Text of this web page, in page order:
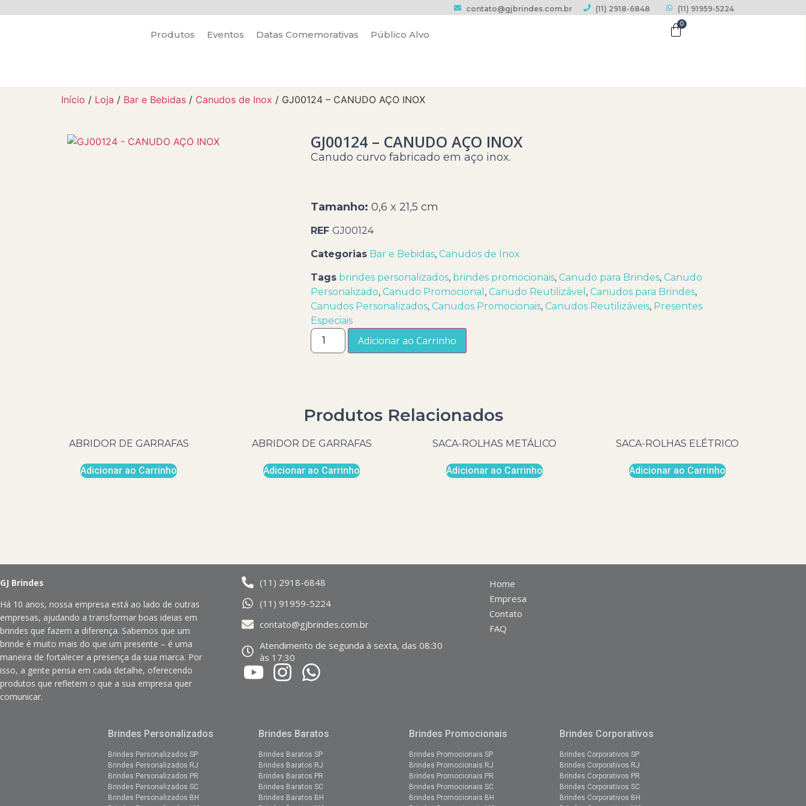
contato@gjbrindes.com.br (11) 2918-6848 (11) 91959-5224
Produtos Eventos Datas Comemorativas Público Alvo
0
Início / Loja / Bar e Bebidas / Canudos de Inox / GJ00124 – CANUDO AÇO INOX
GJ00124 – CANUDO AÇO INOX
Canudo curvo fabricado em aço inox.
Tamanho: 0,6 x 21,5 cm
REF GJ00124
Categorias Bar e Bebidas, Canudos de Inox
Tags brindes personalizados, brindes promocionais, Canudo para Brindes, Canudo
Personalizado, Canudo Promocional , Canudo Reutilizável , Canudos para Brindes,
Canudos Personalizados, Canudos Promocionais, Canudos Reutilizáveis, Presentes
Especiais
Adicionar ao Carrinho
Produtos Relacionados
ABRIDOR DE GARRAFAS
Adicionar ao Carrinho
ABRIDOR DE GARRAFAS
Adicionar ao Carrinho
SACA-ROLHAS METÁLICO
Adicionar ao Carrinho
SACA-ROLHAS ELÉTRICO
Adicionar ao Carrinho
GJ Brindes
Há 10 anos, nossa empresa está ao lado de outras
empresas, ajudando a transformar boas ideias em
brindes que fazem a diferença. Sabemos que um
brinde é muito mais do que um presente – é uma
maneira de fortalecer a presença da sua marca. Por
isso, a gente pensa em cada detalhe, oferecendo
produtos que refletem o que a sua empresa quer
comunicar.
(11) 2918-6848
(11) 91959-5224
contato@gjbrindes.com.br
Atendimento de segunda à sexta, das 08:30
às 17:30
Home
Empresa
Contato
FAQ
Brindes Personalizados
Brindes Personalizados SP
Brindes Personalizados RJ
Brindes Personalizados PR
Brindes Personalizados SC
Brindes Personalizados BH
Brindes Baratos
Brindes Baratos SP
Brindes Baratos RJ
Brindes Baratos PR
Brindes Baratos SC
Brindes Baratos BH
Brindes Promocionais
Brindes Promocionais SP
Brindes Promocionais RJ
Brindes Promocionais PR
Brindes Promocionais SC
Brindes Promocionais BH
Brindes Corporativos
Brindes Corporativos SP
Brindes Corporativos RJ
Brindes Corporativos PR
Brindes Corporativos SC
Brindes Corporativos BH